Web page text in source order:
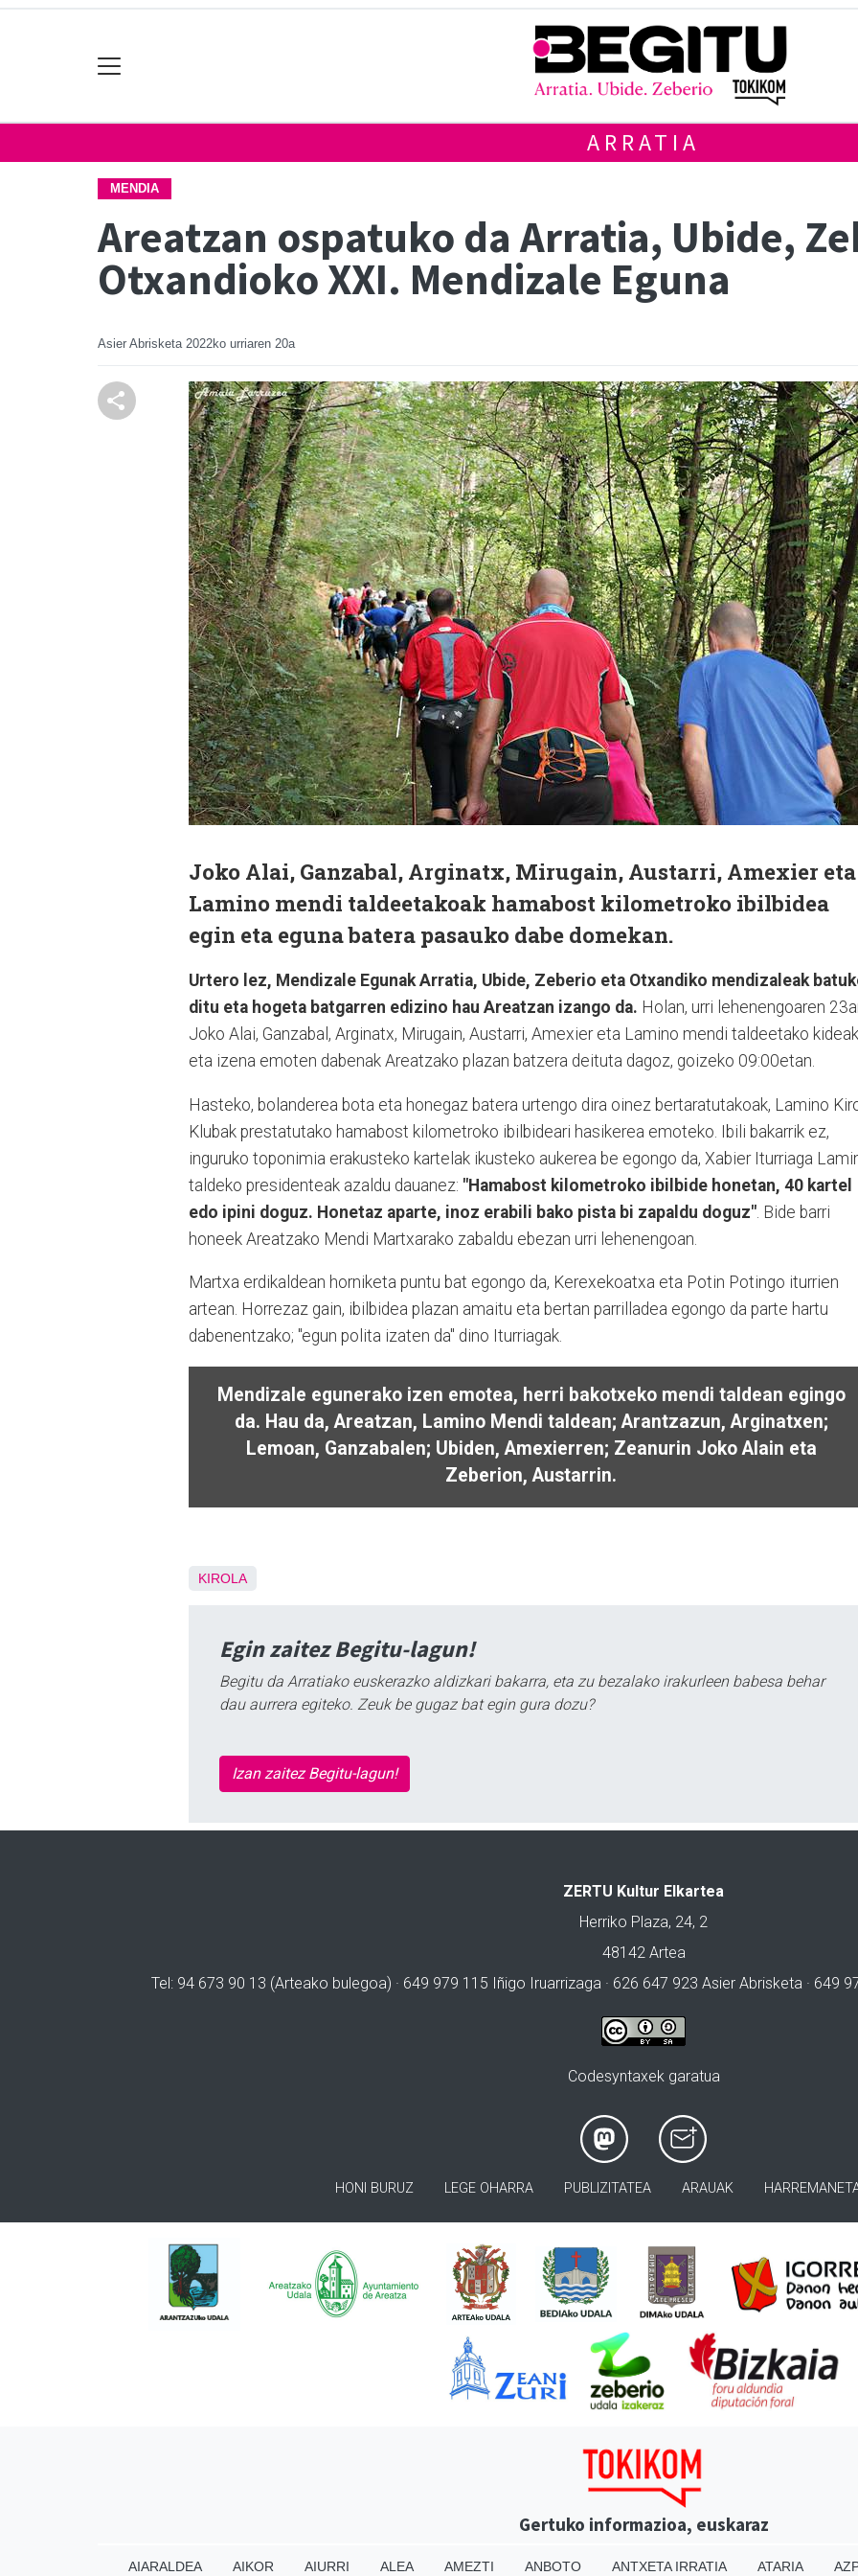
ARRATIA
MENDIA
Areatzan ospatuko da Arratia, Ubide,
Otxandioko XXI. Mendizale Eguna
Asier Abrisketa 2022ko urriaren 20a
Joko Alai, Ganzabal, Arginatx, Mirugain, Austarri, Amexier eta
Lamino mendi taldeetakoak hamabost kilometroko ibilbidea
egin eta eguna batera pasauko dabe domekan.
Urtero lez, Mendizale Egunak Arratia, Ubide, Zeberio eta Otxandiko mendizaleak
ditu eta hogeta batgarren edizino hau Areatzan izango da. Holan, urri lehenengoaren
Joko Alai, Ganzabal, Arginatx, Mirugain, Austarri, Amexier eta Lamino mendi taldeetako kideak
eta izena emoten dabenak Areatzako plazan batzera deituta dagoz, goizeko 09:00etan.
Hasteko, bolanderea bota eta honegaz batera urtengo dira oinez bertaratutakoak, Lamino
Klubak prestatutako hamabost kilometroko ibilbideari hasikerea emoteko. Ibili bakarrik ez,
inguruko toponimia erakusteko kartelak ikusteko aukerea be egongo da, Xabier Iturriaga
taldeko presidenteak azaldu dauanez: "Hamabost kilometroko ibilbide honetan, 40 kartel
edo ipini doguz. Honetaz aparte, inoz erabili bako pista bi zapaldu doguz" . Bide barri
honeek Areatzako Mendi Martxarako zabaldu ebezan urri lehenengoan.
Martxa erdikaldean horniketa puntu bat egongo da, Kerexekoatxa eta Potin Potingo iturrien
artean. Horrezaz gain, ibilbidea plazan amaitu eta bertan parrilladea egongo da parte hartu
dabenentzako; "egun polita izaten da" dino Iturriagak.
Mendizale egunerako izen emotea, herri bakotxeko mendi taldean egingo
da. Hau da, Areatzan, Lamino Mendi taldean; Arantzazun, Arginatxen;
Lemoan, Ganzabalen; Ubiden, Amexierren; Zeanurin Joko Alain eta
Zeberion, Austarrin.
KIROLA
Egin zaitez Begitu-lagun!
Begitu da Arratiako euskerazko aldizkari bakarra, eta zu bezalako irakurleen babesa behar
dau aurrera egiteko. Zeuk be gugaz bat egin gura dozu?
Izan zaitez Begitu-lagun!
ZERTU Kultur Elkartea
Herriko Plaza, 24, 2
48142 Artea
Tel: 94 673 90 13 (Arteako bulegoa) · 649 979 115 Iñigo Iruarrizaga · 626 647 923 Asier Abrisketa · 649
Codesyntaxek garatua
HONI BURUZ LEGE OHARRA PUBLIZITATEA ARAUAK
Gertuko informazioa, euskaraz
AIARALDEA AIKOR AIURRI ALEA AMEZTI ANBOTO ANTXETA IRRATIA ATARIA